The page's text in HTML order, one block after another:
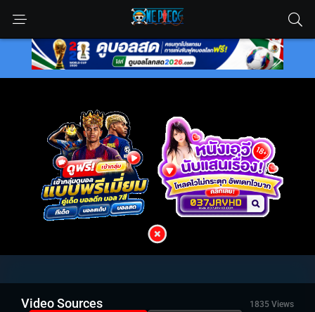
Video Sources 1835 Views